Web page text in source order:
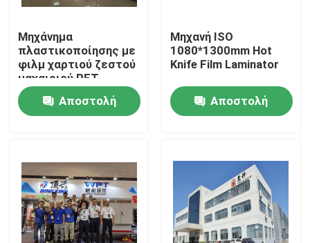
Σπίτι
Προϊόντα
περιοδεία στο εργοστάσιο
Έλεγχος ποιότητας
Μηχάνημα
πλαστικοποίησης με
φιλμ χαρτιού ζεστού
μαχαιριού PET
υψηλής ταχύτητας
κοπής Αποστολή
Μηχανή ISO
1080*1300mm Hot
Knife Film Laminator
Αποστολή